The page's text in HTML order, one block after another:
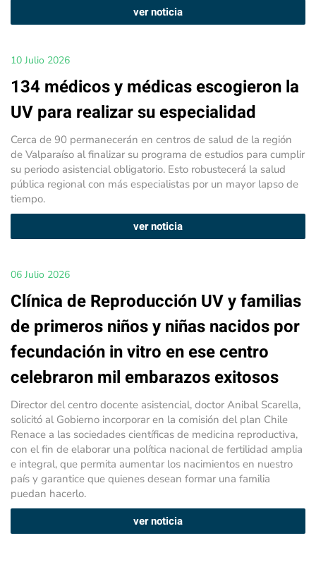
ver noticia
10 Julio 2026
134 médicos y médicas escogieron la
UV para realizar su especialidad
Cerca de 90 permanecerán en centros de salud de la región
de Valparaíso al finalizar su programa de estudios para cumplir
su periodo asistencial obligatorio. Esto robustecerá la salud
pública regional con más especialistas por un mayor lapso de
tiempo.
ver noticia
06 Julio 2026
Clínica de Reproducción UV y familias
de primeros niños y niñas nacidos por
fecundación in vitro en ese centro
celebraron mil embarazos exitosos
Director del centro docente asistencial, doctor Anibal Scarella,
solicitó al Gobierno incorporar en la comisión del plan Chile
Renace a las sociedades científicas de medicina reproductiva,
con el fin de elaborar una política nacional de fertilidad amplia
e integral, que permita aumentar los nacimientos en nuestro
país y garantice que quienes desean formar una familia
puedan hacerlo.
ver noticia